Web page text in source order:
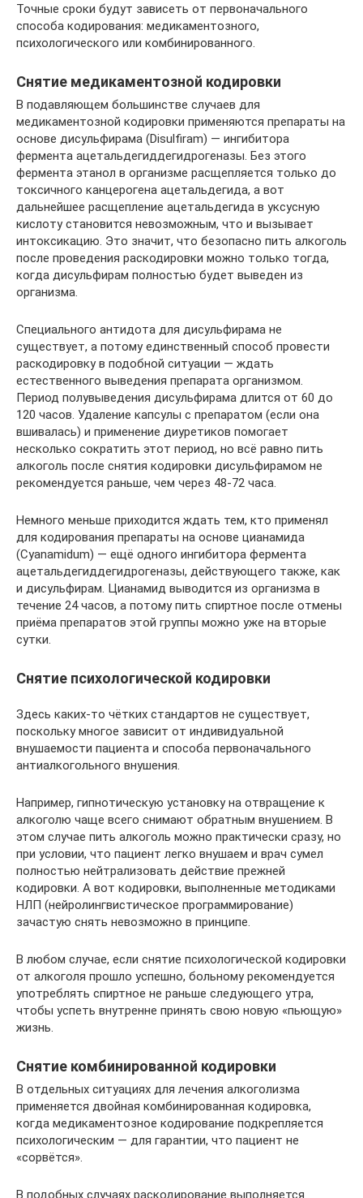
Точные сроки будут зависеть от первоначального
способа кодирования: медикаментозного,
психологического или комбинированного.
Снятие медикаментозной кодировки
В подавляющем большинстве случаев для
медикаментозной кодировки применяются препараты на
основе дисульфирама (Disulfiram) — ингибитора
фермента ацетальдегиддегидрогеназы. Без этого
фермента этанол в организме расщепляется только до
токсичного канцерогена ацетальдегида, а вот
дальнейшее расщепление ацетальдегида в уксусную
кислоту становится невозможным, что и вызывает
интоксикацию. Это значит, что безопасно пить алкоголь
после проведения раскодировки можно только тогда,
когда дисульфирам полностью будет выведен из
организма.
Специального антидота для дисульфирама не
существует, а потому единственный способ провести
раскодировку в подобной ситуации — ждать
естественного выведения препарата организмом.
Период полувыведения дисульфирама длится от 60 до
120 часов. Удаление капсулы с препаратом (если она
вшивалась) и применение диуретиков помогает
несколько сократить этот период, но всё равно пить
алкоголь после снятия кодировки дисульфирамом не
рекомендуется раньше, чем через 48-72 часа.
Немного меньше приходится ждать тем, кто применял
для кодирования препараты на основе цианамида
(Cyanamidum) — ещё одного ингибитора фермента
ацетальдегиддегидрогеназы, действующего также, как
и дисульфирам. Цианамид выводится из организма в
течение 24 часов, а потому пить спиртное после отмены
приёма препаратов этой группы можно уже на вторые
сутки.
Снятие психологической кодировки
Здесь каких-то чётких стандартов не существует,
поскольку многое зависит от индивидуальной
внушаемости пациента и способа первоначального
антиалкогольного внушения.
Например, гипнотическую установку на отвращение к
алкоголю чаще всего снимают обратным внушением. В
этом случае пить алкоголь можно практически сразу, но
при условии, что пациент легко внушаем и врач сумел
полностью нейтрализовать действие прежней
кодировки. А вот кодировки, выполненные методиками
НЛП (нейролингвистическое программирование)
зачастую снять невозможно в принципе.
В любом случае, если снятие психологической кодировки
от алкоголя прошло успешно, больному рекомендуется
употреблять спиртное не раньше следующего утра,
чтобы успеть внутренне принять свою новую «пьющую»
жизнь.
Снятие комбинированной кодировки
В отдельных ситуациях для лечения алкоголизма
применяется двойная комбинированная кодировка,
когда медикаментозное кодирование подкрепляется
психологическим — для гарантии, что пациент не
«сорвётся».
В подобных случаях раскодирование выполняется